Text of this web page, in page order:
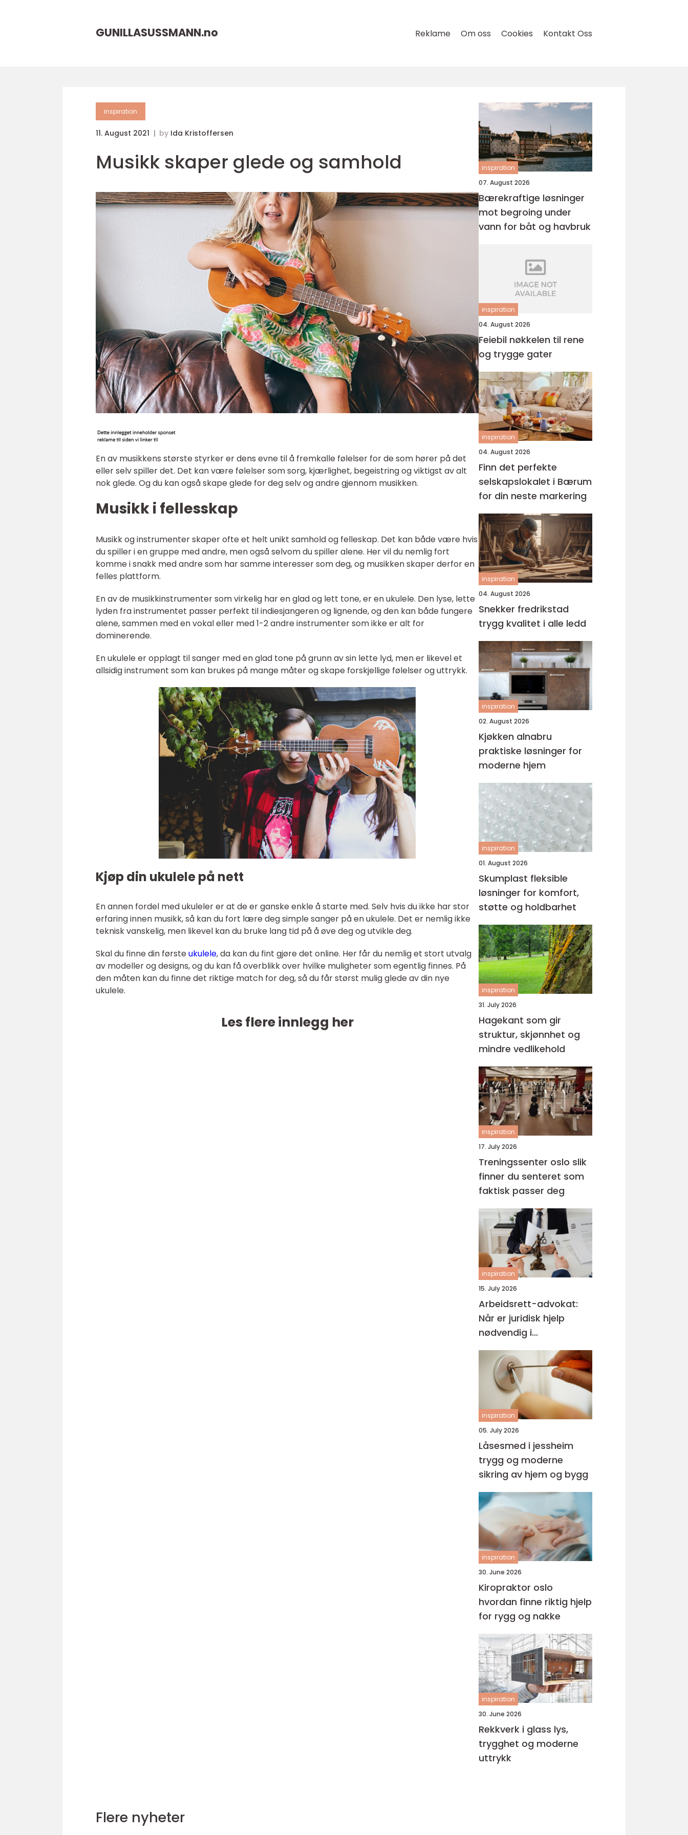
GUNILLASUSSMANN.no Reklame Om oss Cookies Kontakt Oss
inspiration
11. August 2021 by Ida Kristoffersen
Musikk skaper glede og samhold
En av musikkens største styrker er dens evne til å fremkalle følelser for de som hører på det
eller selv spiller det. Det kan være følelser som sorg, kjærlighet, begeistring og viktigst av alt
nok glede. Og du kan også skape glede for deg selv og andre gjennom musikken.
Musikk i fellesskap
Musikk og instrumenter skaper ofte et helt unikt samhold og felleskap. Det kan både være hvis
du spiller i en gruppe med andre, men også selvom du spiller alene. Her vil du nemlig fort
komme i snakk med andre som har samme interesser som deg, og musikken skaper derfor en
felles plattform.
En av de musikkinstrumenter som virkelig har en glad og lett tone, er en ukulele. Den lyse, lette
lyden fra instrumentet passer perfekt til indiesjangeren og lignende, og den kan både fungere
alene, sammen med en vokal eller med 1-2 andre instrumenter som ikke er alt for
dominerende.
En ukulele er opplagt til sanger med en glad tone på grunn av sin lette lyd, men er likevel et
allsidig instrument som kan brukes på mange måter og skape forskjellige følelser og uttrykk.
Kjøp din ukulele på nett
En annen fordel med ukuleler er at de er ganske enkle å starte med. Selv hvis du ikke har stor
erfaring innen musikk, så kan du fort lære deg simple sanger på en ukulele. Det er nemlig ikke
teknisk vanskelig, men likevel kan du bruke lang tid på å øve deg og utvikle deg.
Skal du finne din førsteukulele, da kan du fint gjøre det online. Her får du nemlig et stort utvalg
av modeller og designs, og du kan få overblikk over hvilke muligheter som egentlig finnes. På
den måten kan du finne det riktige match for deg, så du får størst mulig glede av din nye
ukulele.
Les flere innlegg her
inspiration
07. August 2026
Bærekraftige løsninger
mot begroing under
vann for båt og havbruk
inspiration
04. August 2026
Feiebil nøkkelen til rene
og trygge gater
inspiration
04. August 2026
Finn det perfekte
selskapslokalet i Bærum
for din neste markering
inspiration
04. August 2026
Snekker fredrikstad
trygg kvalitet i alle ledd
inspiration
02. August 2026
Kjøkken alnabru
praktiske løsninger for
moderne hjem
inspiration
01. August 2026
Skumplast fleksible
løsninger for komfort,
støtte og holdbarhet
inspiration
31. July 2026
Hagekant som gir
struktur, skjønnhet og
mindre vedlikehold
inspiration
17. July 2026
Treningssenter oslo slik
finner du senteret som
faktisk passer deg
inspiration
15. July 2026
Arbeidsrett-advokat:
Når er juridisk hjelp
nødvendig i
arbeidslivet?
inspiration
05. July 2026
Låsesmed i jessheim
trygg og moderne
sikring av hjem og bygg
inspiration
30. June 2026
Kiropraktor oslo
hvordan finne riktig hjelp
for rygg og nakke
inspiration
30. June 2026
Rekkverk i glass lys,
trygghet og moderne
uttrykk
Flere nyheter